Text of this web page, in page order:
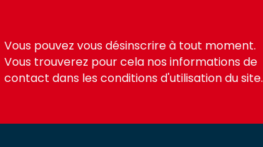
Vous pouvez vous désinscrire à tout moment.
Vous trouverez pour cela nos informations de
contact dans les conditions d'utilisation du site.